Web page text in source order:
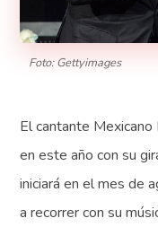
Foto: Gettyimages
El cantante
en este año con su
iniciará en el mes de
a recorrer con su